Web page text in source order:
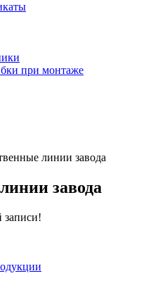
при монтаже
линии завода
завода